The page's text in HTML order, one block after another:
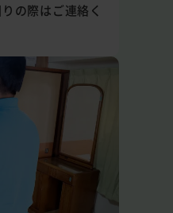
の際はご連絡く